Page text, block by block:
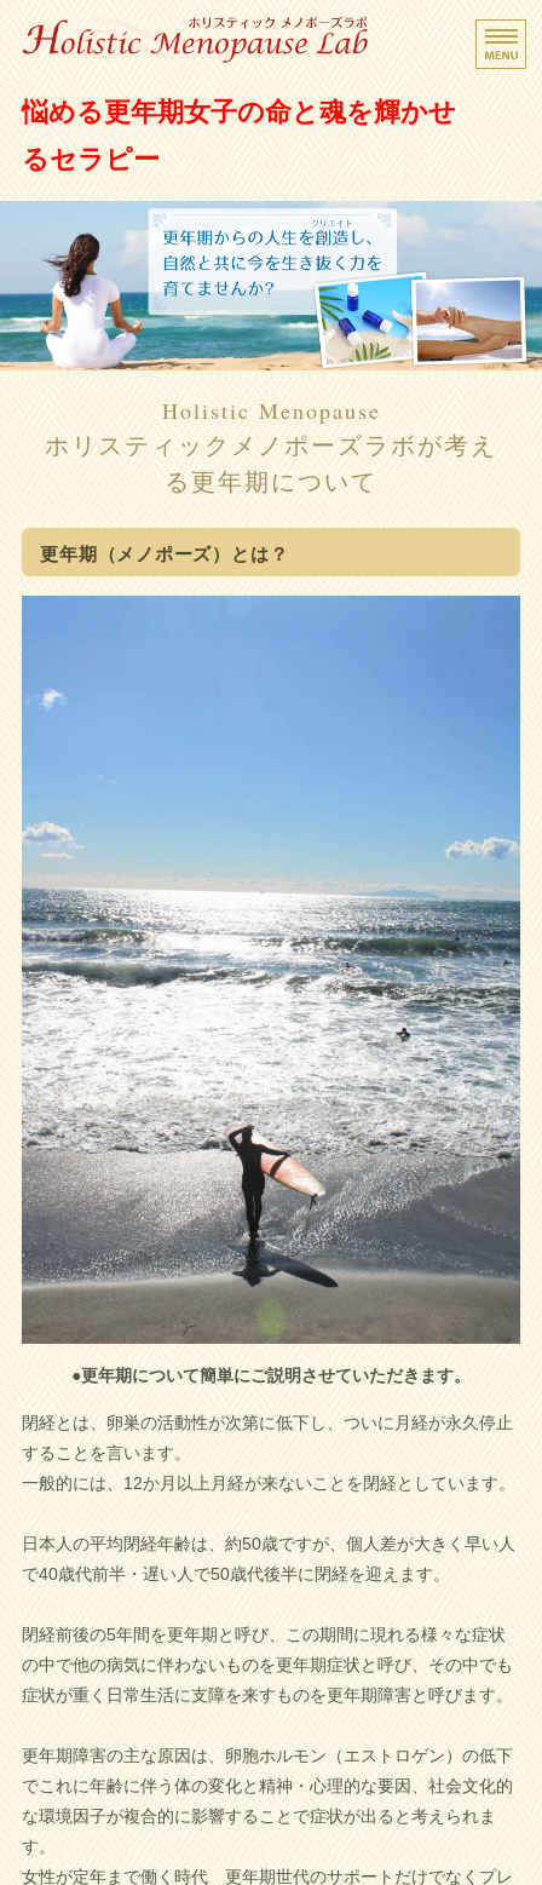
ーズラボ
悩める更年期女子の命と魂を輝かせ
るセラピー
Beginner's Guide
Holistic Menopause
Menu
Contact
Holistic Menopause
ホリスティックメノポーズラボが考え
る更年期について
更年期（メノポーズ）とは？
●更年期について簡単にご説明させていただきます。
閉経とは、卵巣の活動性が次第に低下し、ついに月経が永久停止
することを言います。
一般的には、12か月以上月経が来ないことを閉経としています。
日本人の平均閉経年齢は、約50歳ですが、個人差が大きく早い人
で40歳代前半・遅い人で50歳代後半に閉経を迎えます。
閉経前後の5年間を更年期と呼び、この期間に現れる様々な症状
の中で他の病気に伴わないものを更年期症状と呼び、その中でも
症状が重く日常生活に支障を来すものを更年期障害と呼びます。
更年期障害の主な原因は、卵胞ホルモン（エストロゲン）の低下
でこれに年齢に伴う体の変化と精神・心理的な要因、社会文化的
な環境因子が複合的に影響することで症状が出ると考えられま
す。
女性が定年まで働く時代 更年期世代のサポートだけでなくプレ